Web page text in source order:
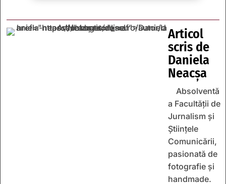
Articol
scris de
Daniela
Neacșa
Absolventă
a Facultății de
Jurnalism și
Științele
Comunicării,
pasionată de
fotografie și
handmade.